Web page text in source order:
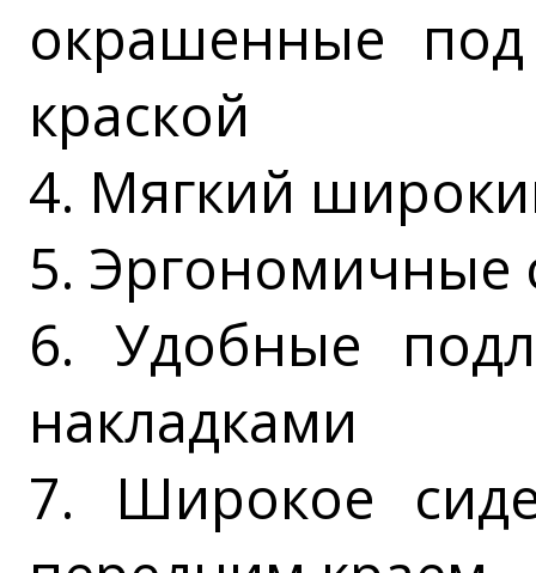
окрашенные
краской
4. Мягкий
5. Эргономичные
6. Удобные
накладками
7. Широкое